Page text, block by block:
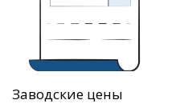
Заводские цены